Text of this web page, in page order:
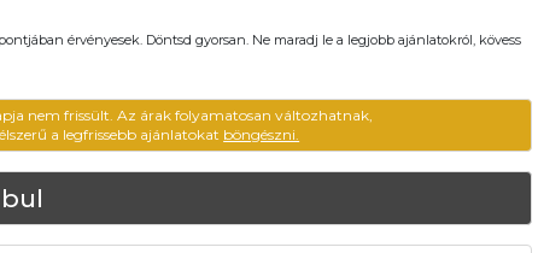
érvényesek. Döntsd gyorsan. Ne maradj le a legjobb ajánlatokról, kövess
nem frissült. Az árak folyamatosan változhatnak,
a legfrissebb ajánlatokat böngészni.